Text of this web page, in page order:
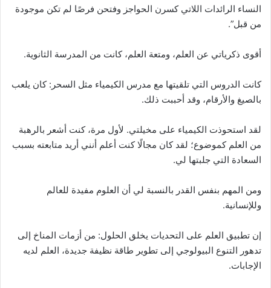
النساء الرائدات اللاتي كسرن الحواجز وفتحن فرصًا لم تكن موجودة
من قبل”.
أقوى ذكرياتي عن العلم، ومتعة العلم، كانت من المدرسة الثانوية.
كانت الدروس التي تلقيتها مع مدرس الكيمياء مثل السحر: كان يلعب
بالصيغ والأرقام، وقد أحببت ذلك.
لقد استحوذت الكيمياء على مخيلتي. لأول مرة، كنت أشعر بالرهبة
من العلم كموضوع؛ لقد كان مجالًا كنت أعلم أنني أريد متابعته بسبب
السعادة التي جلبتها لي.
ومن المهم بنفس القدر بالنسبة لي أن العلوم مفيدة للعالم
وللإنسانية.
إن تطبيق العلم على التحديات يخلق الحلول: من أزمات المناخ إلى
تدهور التنوع البيولوجي إلى تطوير طاقة نظيفة جديدة، العلم لديه
الإجابات.